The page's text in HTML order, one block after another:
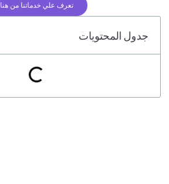
تعرف علي خدماتنا من هنا
جدول المحتويات